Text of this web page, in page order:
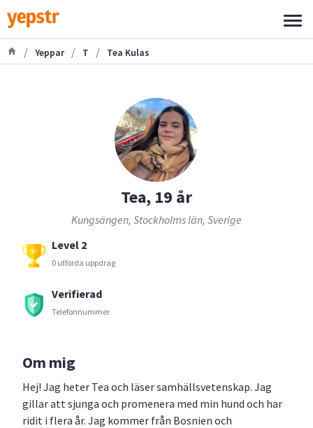
/ Yeppar / T / Tea Kulas
Tea, 19 år
Kungsängen, Stockholms län, Sverige
Level 2
0 utförda uppdrag
Verifierad
Telefonnummer
Om mig
Hej! Jag heter Tea och läser samhällsvetenskap. Jag
gillar att sjunga och promenera med min hund och har
ridit i flera år. Jag kommer från Bosnien och